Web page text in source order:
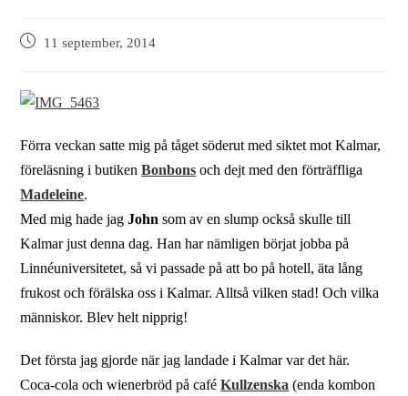
11 september, 2014
Förra veckan satte mig på tåget söderut med siktet mot Kalmar,
föreläsning i butikenBonbons och dejt med den förträffliga
Madeleine.
Med mig hade jagJohn som av en slump också skulle till
Kalmar just denna dag. Han har nämligen börjat jobba på
Linnéuniversitetet, så vi passade på att bo på hotell, äta lång
frukost och förälska oss i Kalmar. Alltså vilken stad! Och vilka
människor. Blev helt nipprig!
Det första jag gjorde när jag landade i Kalmar var det här.
Coca-cola och wienerbröd på caféKullzenska (enda kombon